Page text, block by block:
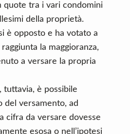
quote tra i vari condomini
della proprietà.
è opposto e ha votato a
la maggioranza,
a versare la propria
tuttavia, è possibile
del versamento, ad
cifra da versare dovesse
esosa o nell’ipotesi